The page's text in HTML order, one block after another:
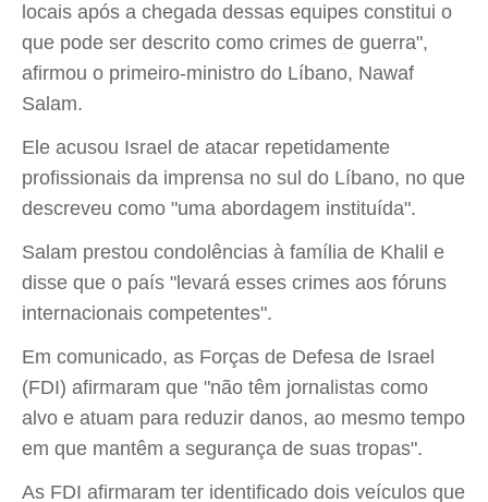
locais após a chegada dessas equipes constitui o
que pode ser descrito como crimes de guerra",
afirmou o primeiro-ministro do Líbano, Nawaf
Salam.
Ele acusou Israel de atacar repetidamente
profissionais da imprensa no sul do Líbano, no que
descreveu como "uma abordagem instituída".
Salam prestou condolências à família de Khalil e
disse que o país "levará esses crimes aos fóruns
internacionais competentes".
Em comunicado, as Forças de Defesa de Israel
(FDI) afirmaram que "não têm jornalistas como
alvo e atuam para reduzir danos, ao mesmo tempo
em que mantêm a segurança de suas tropas".
As FDI afirmaram ter identificado dois veículos que